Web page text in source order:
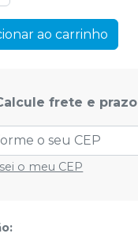
ao carrinho
frete e prazo
o meu CEP